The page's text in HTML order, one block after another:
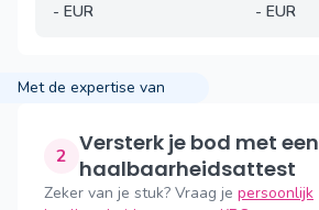
- EUR
- EUR
Met de expertise van
2 Versterk je bod met een
haalbaarheidsattest
Zeker van je stuk? Vraag je persoonlijk